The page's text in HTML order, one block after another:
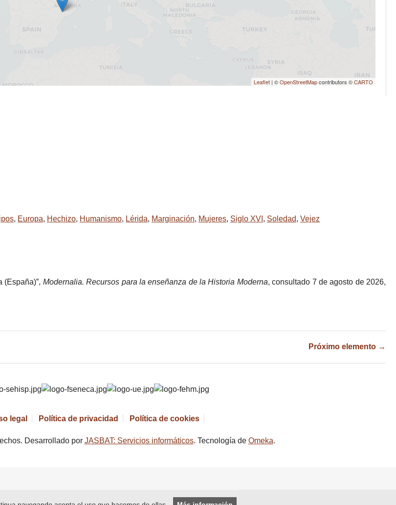
Leaflet | ©OpenStreetMapcontributors ©CARTO
, Europa, Hechizo, Humanismo, Lérida, Marginación, Mujeres, Siglo XVI , Soledad, Vejez
(España)”, Modernalia. Recursos para la enseñanza de la Historia Moderna, consultado 7 de agosto de 2026,
Próximo elemento →
legal Política de privacidad Política de cookies
Desarrollado por JASBAT: Servicios informáticos. Tecnología de Omeka.